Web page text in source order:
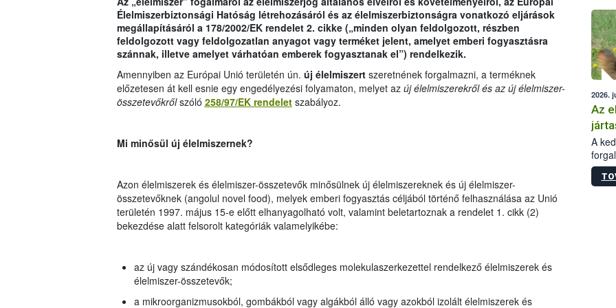
Élelmiszerbiztonsági Hatóság létrehozásáról és az élelmiszerbiztonságra vonatkozó eljárások
megállapításáról a 178/2002/EK rendelet 2. cikke („minden olyan feldolgozott, részben
feldolgozott vagy feldolgozatlan anyagot vagy terméket jelent, amelyet emberi fogyasztásra
szánnak, illetve amelyet várhatóan emberek fogyasztanak el”) rendelkezik.
Amennyiben az Európai Unió területén ún. új élelmiszertszeretnének forgalmazni, a terméknek
előzetesen át kell esnie egy engedélyezési folyamaton, melyet az új élelmiszerekről és az új élelmiszer-
összetevőkrőlszóló 258/97/EK rendeletszabályoz.
Mi minősül új élelmiszernek?
Azon élelmiszerek és élelmiszer-összetevők minősülnek új élelmiszereknek és új élelmiszer-
összetevőknek (angolul novel food), melyek emberi fogyasztás céljából történő felhasználása az Unió
területén 1997. május 15-e előtt elhanyagolható volt, valamint beletartoznak a rendelet 1. cikk (2)
bekezdése alatt felsorolt kategóriák valamelyikébe:
az új vagy szándékosan módosított elsődleges molekulaszerkezettel rendelkező élelmiszerek és
élelmiszer-összetevők;
a mikroorganizmusokból, gombákból vagy algákból álló vagy azokból izolált élelmiszerek és
2026.
Az
A